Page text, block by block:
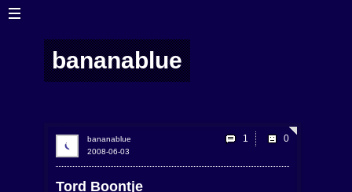
bananablue
Tord Boontje
2008-06-03
bananablue 1